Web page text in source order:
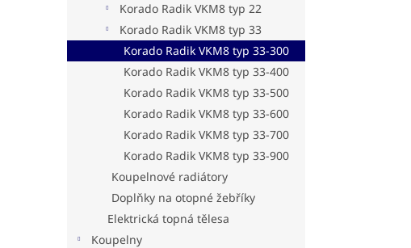
Korado Radik VKM8 typ 22
Korado Radik VKM8 typ 33
Korado Radik VKM8 typ 33-300
Korado Radik VKM8 typ 33-400
Korado Radik VKM8 typ 33-500
Korado Radik VKM8 typ 33-600
Korado Radik VKM8 typ 33-700
Korado Radik VKM8 typ 33-900
Koupelnové radiátory
Doplňky na otopné žebříky
Elektrická topná tělesa
Koupelny